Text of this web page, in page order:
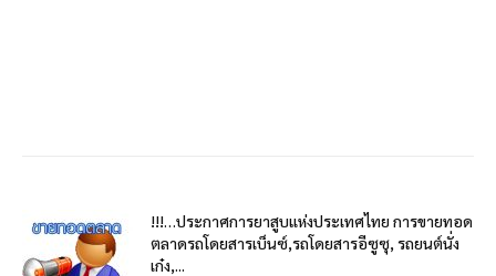
!!!…ประกาศการยาสูบแห่งประเทศไทย การขายทอด
ตลาดรถโดยสารเบ็นซ์,รถโดยสารอีซูซุ, รถยนต์นั่ง
เก๋ง,...